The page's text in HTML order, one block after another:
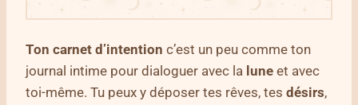
Ton carnet d’intention c’est un peu comme ton
journal intime pour dialoguer avec la lune et avec
toi-même. Tu peux y déposer tes rêves, tes désirs,